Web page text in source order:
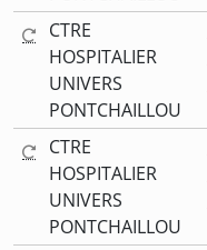
CTRE
HOSPITALIER
UNIVERS
PONTCHAILLOU
CTRE
HOSPITALIER
UNIVERS
PONTCHAILLOU